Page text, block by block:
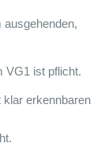
VG1 ist pflicht.
erkennbaren